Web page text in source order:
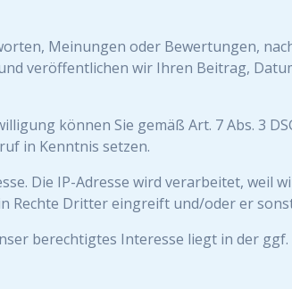
Meinungen oder Bewertungen,
veröffentlichen wir Ihren Beitrag,
können Sie gemäß Art. 7 Abs. 3
in Kenntnis setzen.
Die IP-Adresse wird verarbeitet, weil
Dritter eingreift und/oder er
berechtigtes Interesse liegt in der